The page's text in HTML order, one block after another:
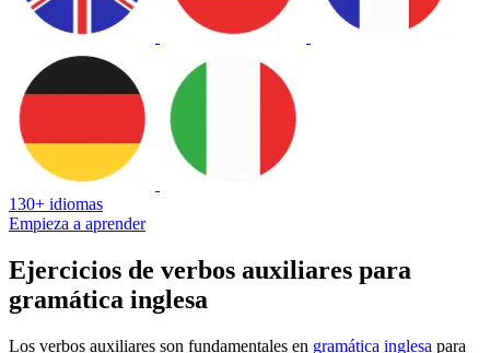
130+ idiomas
Empieza a aprender
Ejercicios de verbos auxiliares para
gramática inglesa
Los verbos auxiliares son fundamentales en gramática inglesa para